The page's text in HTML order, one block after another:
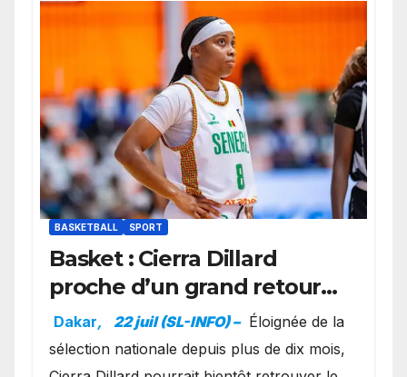
BASKETBALL SPORT
Basket : Cierra Dillard
proche d’un grand retour
avec les Lionnes ?
Dakar, 22 juil (SL-INFO) – Éloignée de la
sélection nationale depuis plus de dix mois,